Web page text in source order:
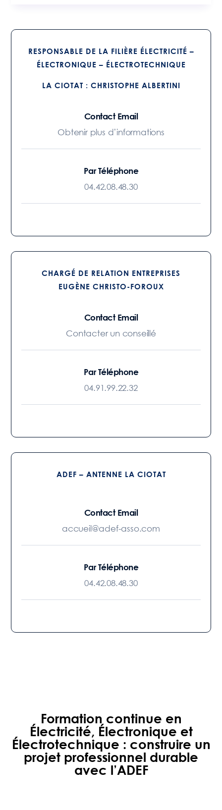
RESPONSABLE DE LA FILIÈRE ÉLECTRICITÉ –
ÉLECTRONIQUE – ÉLECTROTECHNIQUE
LA CIOTAT : CHRISTOPHE ALBERTINI
Contact Email
Obtenir plus d’informations
Par Téléphone
04.42.08.48.30
CHARGÉ DE RELATION ENTREPRISES
EUGÈNE CHRISTO-FOROUX
Contact Email
Contacter un conseillé
Par Téléphone
04.91.99.22.32
ADEF – ANTENNE LA CIOTAT
Contact Email
accueil@adef-asso.com
Par Téléphone
04.42.08.48.30
Formation continue en
Électricité, Électronique et
Électrotechnique : construire un
projet professionnel durable
avec l’ADEF